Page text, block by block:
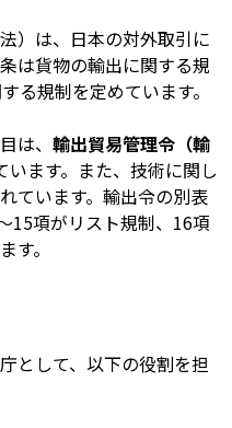
）は、日本の対外取引に
は貨物の輸出に関する規
る規制を定めています。
は、 輸出貿易管理令（輸
ます。また、技術に関し
ています。輸出令の別表
15項がリスト規制、16項
す。
として、以下の役割を担